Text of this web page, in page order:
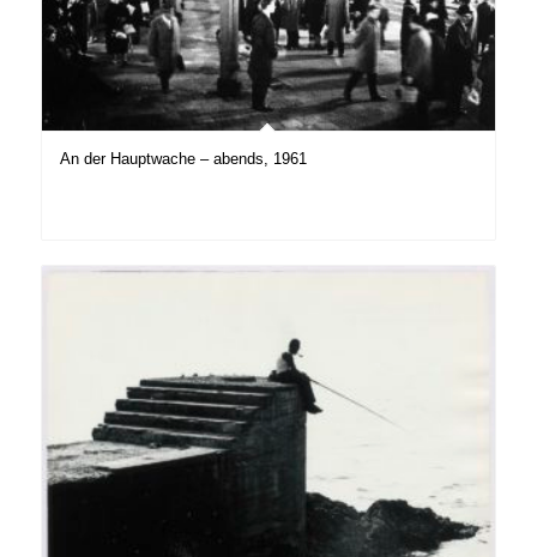
An der Hauptwache – abends, 1961